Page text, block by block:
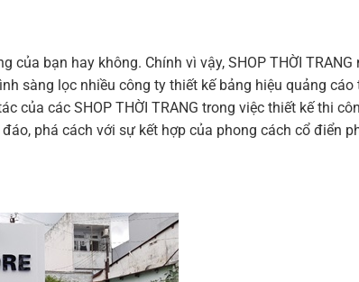
bạn hay không. Chính vì vậy, SHOP THỜI TRANG
sàng lọc nhiều công ty thiết kế bảng hiệu quảng cáo
của các SHOP THỜI TRANG trong việc thiết kế thi
phá cách với sự kết hợp của phong cách cổ điển